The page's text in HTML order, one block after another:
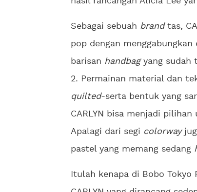
Sebagai sebuah brandtas,
pop dengan menggabungkan
barisan handbagyang sudah
2. Permainan material dan
quilted-serta bentuk yang
CARLYN bisa menjadi
Apalagi dari segi colorway
pastel yang memang sedang
Itulah kenapa di Bobo